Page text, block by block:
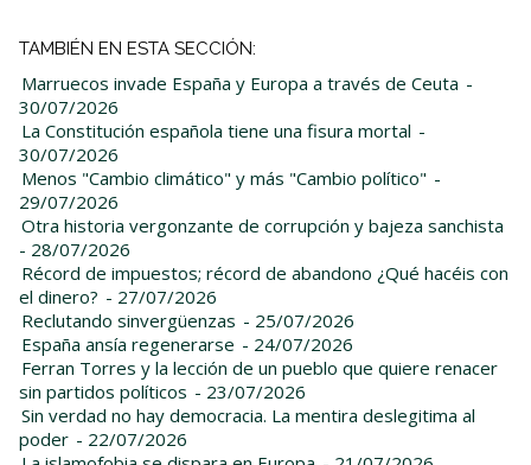
TAMBIÉN EN ESTA SECCIÓN:
Marruecos invade España y Europa a través de Ceuta -
30/07/2026
La Constitución española tiene una fisura mortal -
30/07/2026
Menos "Cambio climático" y más "Cambio político" -
29/07/2026
Otra historia vergonzante de corrupción y bajeza sanchista
- 28/07/2026
Récord de impuestos; récord de abandono ¿Qué hacéis con
el dinero? - 27/07/2026
Reclutando sinvergüenzas - 25/07/2026
España ansía regenerarse - 24/07/2026
Ferran Torres y la lección de un pueblo que quiere renacer
sin partidos políticos - 23/07/2026
Sin verdad no hay democracia. La mentira deslegitima al
poder - 22/07/2026